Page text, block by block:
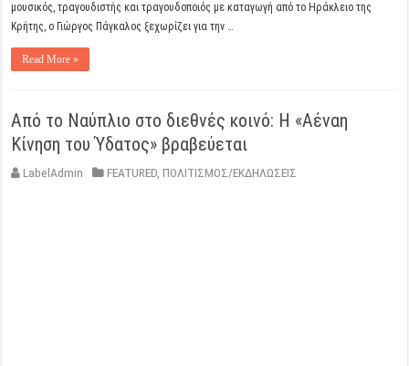
μουσικός, τραγουδιστής και τραγουδοποιός με καταγωγή από το Ηράκλειο της
Κρήτης, ο Γιώργος Πάγκαλος ξεχωρίζει για την …
Read More »
Από το Ναύπλιο στο διεθνές κοινό: Η «Αέναη
Κίνηση του Ύδατος» βραβεύεται
LabelAdmin FEATURED, ΠΟΛΙΤΙΣΜΟΣ/ΕΚΔΗΛΩΣΕΙΣ